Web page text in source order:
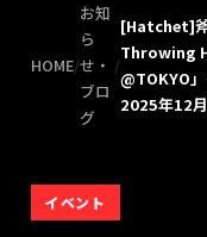
HOME/
お知
ら
せ・
ブロ
グ
/
[Hatchet]
Throwing
@TOKYO
2025年12
イベント